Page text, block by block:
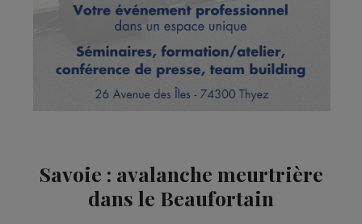
Savoie : avalanche meurtrière
dans le Beaufortain